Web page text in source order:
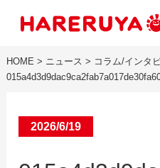
会社案内
HOME > ニュース > コラム/インタ
2026/6/19